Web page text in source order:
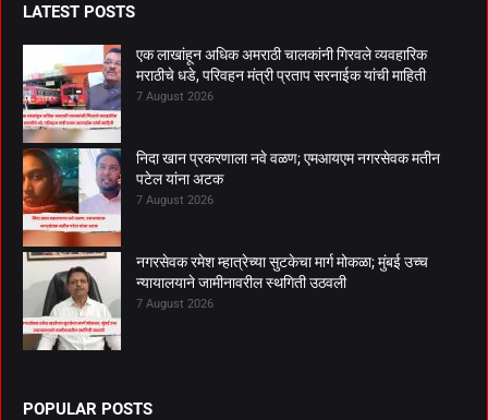
LATEST POSTS
एक लाखांहून अधिक अमराठी चालकांनी गिरवले व्यवहारिक
मराठीचे धडे, परिवहन मंत्री प्रताप सरनाईक यांची माहिती
7 August 2026
निदा खान प्रकरणाला नवे वळण; एमआयएम नगरसेवक मतीन
पटेल यांना अटक
7 August 2026
नगरसेवक रमेश म्हात्रेच्या सुटकेचा मार्ग मोकळा; मुंबई उच्च
न्यायालयाने जामीनावरील स्थगिती उठवली
7 August 2026
POPULAR POSTS